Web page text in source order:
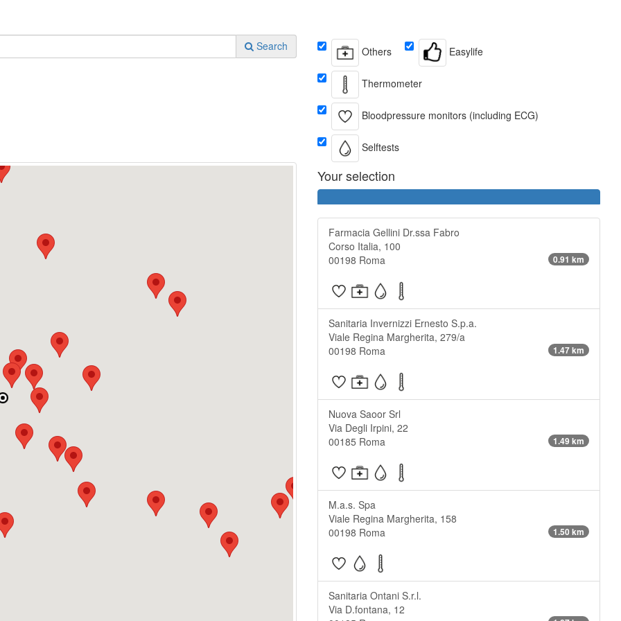
Search Others Easylife
Thermometer
Bloodpressure monitors (including ECG)
Selftests
Your selection
Farmacia Gellini Dr.ssa Fabro
Corso Italia, 100
00198 Roma
0.91 km
Sanitaria Invernizzi Ernesto S.p.a.
Viale Regina Margherita, 279/a
00198 Roma
1.47 km
Nuova Saoor Srl
Via Degli Irpini, 22
00185 Roma
1.49 km
M.a.s. Spa
Viale Regina Margherita, 158
00198 Roma
1.50 km
Sanitaria Ontani S.r.l.
Via D.fontana, 12